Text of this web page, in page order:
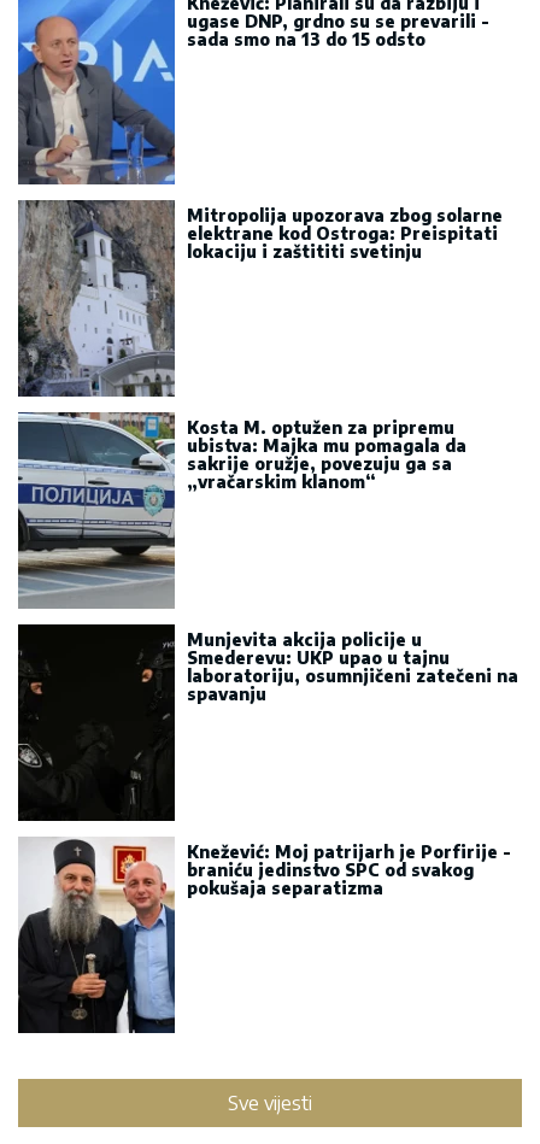
ugase DNP, grdno su se prevarili -
sada smo na 13 do 15 odsto
Mitropolija upozorava zbog solarne
elektrane kod Ostroga: Preispitati
lokaciju i zaštititi svetinju
Kosta M. optužen za pripremu
ubistva: Majka mu pomagala da
sakrije oružje, povezuju ga sa
„vračarskim klanom“
Munjevita akcija policije u
Smederevu: UKP upao u tajnu
laboratoriju, osumnjičeni zatečeni na
spavanju
Knežević: Moj patrijarh je Porfirije -
braniću jedinstvo SPC od svakog
pokušaja separatizma
Sve vijesti